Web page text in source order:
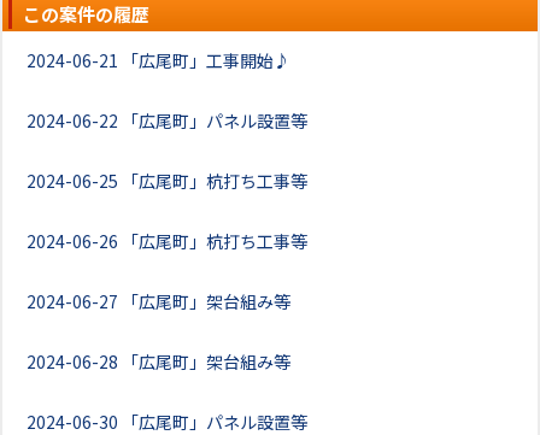
この案件の履歴
2024-06-21 「広尾町」工事開始♪
2024-06-22 「広尾町」パネル設置等
2024-06-25 「広尾町」杭打ち工事等
2024-06-26 「広尾町」杭打ち工事等
2024-06-27 「広尾町」架台組み等
2024-06-28 「広尾町」架台組み等
2024-06-30 「広尾町」パネル設置等